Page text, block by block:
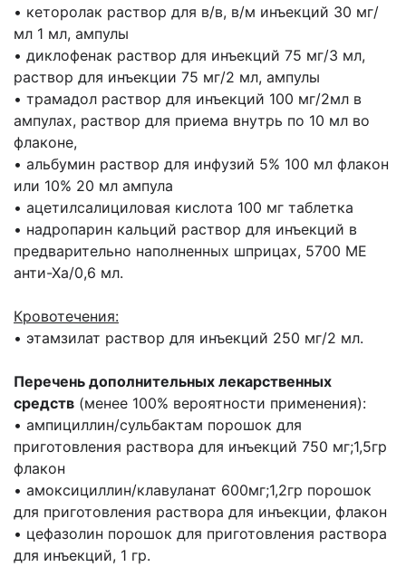
• кеторолак раствор для в/в, в/м инъекций 30 мг/
мл 1 мл, ампулы
• диклофенак раствор для инъекций 75 мг/3 мл,
раствор для инъекции 75 мг/2 мл, ампулы
• трамадол раствор для инъекций 100 мг/2мл в
ампулах, раствор для приема внутрь по 10 мл во
флаконе,
• альбумин раствор для инфузий 5% 100 мл флакон
или 10% 20 мл ампула
• ацетилсалициловая кислота 100 мг таблетка
• надропарин кальций раствор для инъекций в
предварительно наполненных шприцах, 5700 МЕ
анти-Ха/0,6 мл.
Кровотечения:
• этамзилат раствор для инъекций 250 мг/2 мл.
Перечень дополнительных лекарственных
средств (менее 100% вероятности применения):
• ампициллин/сульбактам порошок для
приготовления раствора для инъекций 750 мг;1,5гр
флакон
• амоксициллин/клавуланат 600мг;1,2гр порошок
для приготовления раствора для инъекции, флакон
• цефазолин порошок для приготовления раствора
для инъекций, 1 гр.